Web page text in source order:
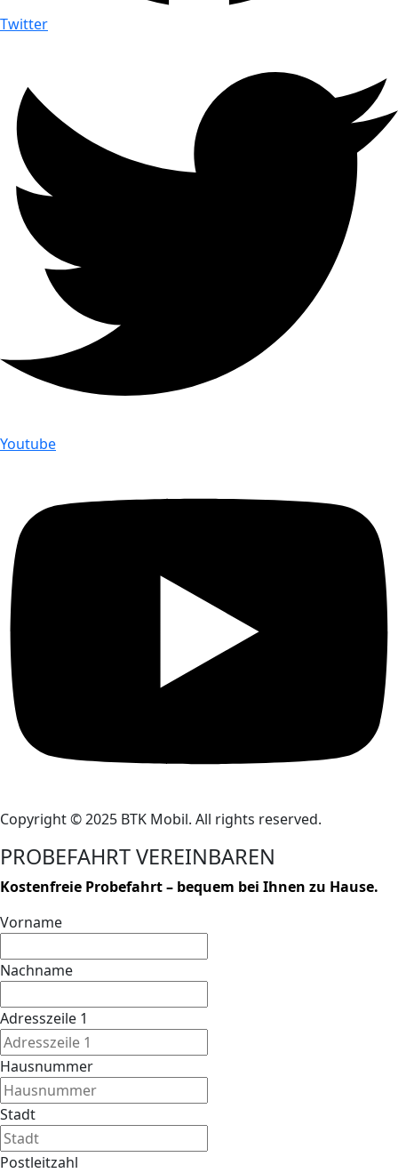
Twitter
Youtube
Copyright © 2025 BTK Mobil. All rights reserved.
PROBEFAHRT VEREINBAREN
Kostenfreie Probefahrt – bequem bei Ihnen zu Hause.
Vorname
Nachname
Adresszeile 1
Hausnummer
Stadt
Postleitzahl